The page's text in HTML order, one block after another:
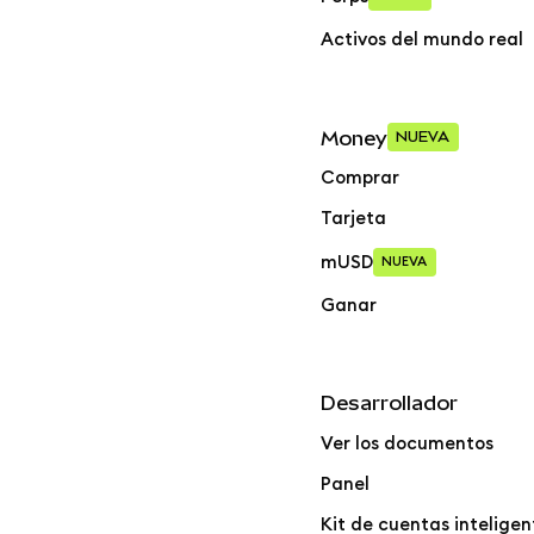
Activos del mundo real
Money NUEVA
Comprar
Tarjeta
mUSD NUEVA
Ganar
Desarrollador
Ver los documentos
Panel
Kit de cuentas